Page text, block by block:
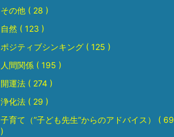
その他 ( 28 )
自然 ( 123 )
ポジティブシンキング ( 125 )
人間関係 ( 195 )
開運法 ( 274 )
浄化法 ( 29 )
子育て（”子ども先生”からのアドバイス） ( 69
)